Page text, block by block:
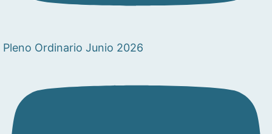
Pleno Ordinario Junio 2026